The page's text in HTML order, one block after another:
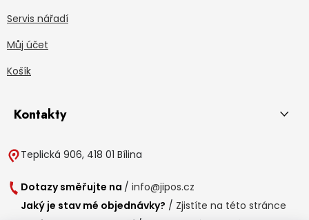
Servis nářadí
Můj účet
Košík
Kontakty
Teplická 906, 418 01 Bílina
Dotazy směřujte na / info@jipos.cz
Jaký je stav mé objednávky? / Zjistíte na této stránce